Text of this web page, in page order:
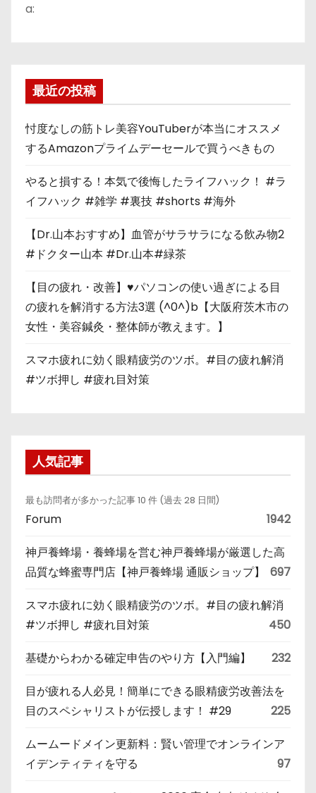
a:
最近の投稿
忖度なしの筋トレ美容YouTuberが本当にオススメ
するAmazonプライムデーセールで買うべきもの
やると損する！本気で後悔したライフハック！ #ラ
イフハック #雑学 #裏技 #shorts #海外
【Dr.山本おすすめ】血管がサラサラになる飲み物2
#ドクター山本 #Dr.山本#緑茶
【目の疲れ・改善】♥パソコンの使い過ぎによる目
の疲れを解消する方法3選 (^0^)b【大阪府茨木市の
女性・美容鍼灸・整体師が教えます。】
スマホ疲れに効く眼精疲労のツボ。#目の疲れ解消
#ツボ押し #疲れ目対策
人気記事
最も訪問者が多かった記事 10 件 (過去 28 日間)
Forum 1942
神戸養蜂場・養蜂場を営む神戸養蜂場が厳選した高
品質な蜂蜜専門店【神戸養蜂場 通販ショップ】
697
スマホ疲れに効く眼精疲労のツボ。#目の疲れ解消
#ツボ押し #疲れ目対策
450
基礎からわかる確定申告のやり方【入門編】 232
目が疲れる人必見！簡単にできる眼精疲労改善法を
目のスペシャリストが伝授します！ #29
225
ムームードメイン更新料：賢い管理でオンラインア
イデンティティを守る
97